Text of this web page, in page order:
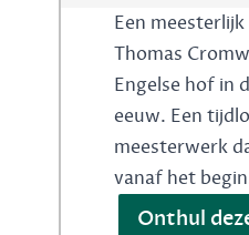
Een
Thomas
Engelse hof in
eeuw. Een
meesterwerk
vanaf het
Onthul